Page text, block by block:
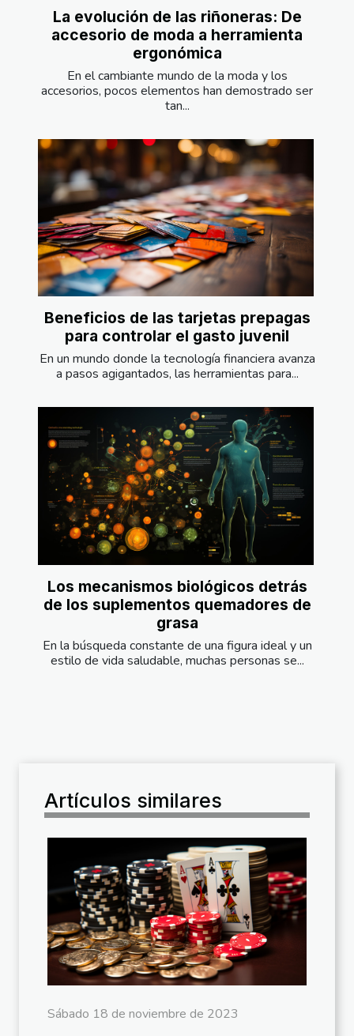
La evolución de las riñoneras: De
accesorio de moda a herramienta
ergonómica
En el cambiante mundo de la moda y los
accesorios, pocos elementos han demostrado ser
tan...
Beneficios de las tarjetas prepagas
para controlar el gasto juvenil
En un mundo donde la tecnología financiera avanza
a pasos agigantados, las herramientas para...
Los mecanismos biológicos detrás
de los suplementos quemadores de
grasa
En la búsqueda constante de una figura ideal y un
estilo de vida saludable, muchas personas se...
Artículos similares
Sábado 18 de noviembre de 2023